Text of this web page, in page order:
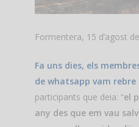
Formentera, 15 d’agost
Fa uns dies, els
de whatsapp vam
participants que deia: “el
any des que em vau